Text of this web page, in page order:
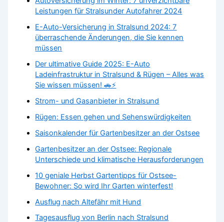
Leistungen für Stralsunder Autofahrer 2024
E-Auto-Versicherung in Stralsund 2024: 7
überraschende Änderungen, die Sie kennen
müssen
Der ultimative Guide 2025: E-Auto
Ladeinfrastruktur in Stralsund & Rügen – Alles was
Sie wissen müssen! 🚗⚡
Strom- und Gasanbieter in Stralsund
Rügen: Essen gehen und Sehenswürdigkeiten
Saisonkalender für Gartenbesitzer an der Ostsee
Gartenbesitzer an der Ostsee: Regionale
Unterschiede und klimatische Herausforderungen
10 geniale Herbst Gartentipps für Ostsee-
Bewohner: So wird Ihr Garten winterfest!
Ausflug nach Altefähr mit Hund
Tagesausflug von Berlin nach Stralsund